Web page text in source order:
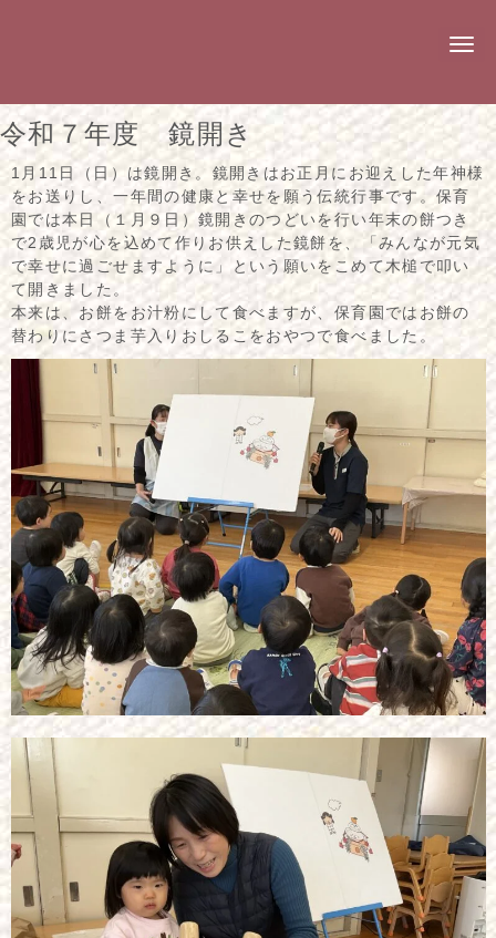
N
g
a
i
o
n
令和７年度 鏡開き
1月11日（日）は鏡開き。鏡開きはお正月にお迎えした年神様
をお送りし、一年間の健康と幸せを願う伝統行事です。保育
園では本日（１月９日）鏡開きのつどいを行い年末の餅つき
で2歳児が心を込めて作りお供えした鏡餅を、「みんなが元気
で幸せに過ごせますように」という願いをこめて木槌で叩い
て開きました。
本来は、お餅をお汁粉にして食べますが、保育園ではお餅の
替わりにさつま芋入りおしるこをおやつで食べました。